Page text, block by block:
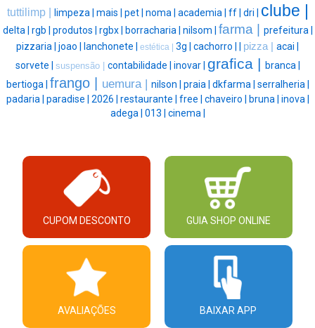
tuttilimp | limpeza | mais | pet | noma | academia | ff | dri | clube |
delta | rgb | produtos | rgbx | borracharia | nilsom | farma |
prefeitura |
pizzaria | joao | lanchonete | estética | 3g | cachorro | pizza | acai |
sorvete | suspensão | contabilidade | inovar | grafica | branca |
bertioga | frango | uemura | nilson | praia | dkfarma | serralheria |
padaria | paradise | 2026 | restaurante | free | chaveiro | bruna | inova |
adega | 013 | cinema |
CUPOM DESCONTO GUIA SHOP ONLINE
AVALIAÇÕES BAIXAR APP